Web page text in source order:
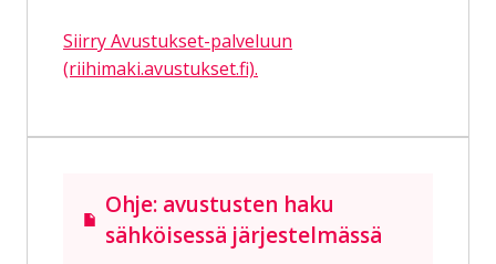
Siirry Avustukset-palveluun
(riihimaki.avustukset.fi).
Ohje: avustusten haku
sähköisessä järjestelmässä